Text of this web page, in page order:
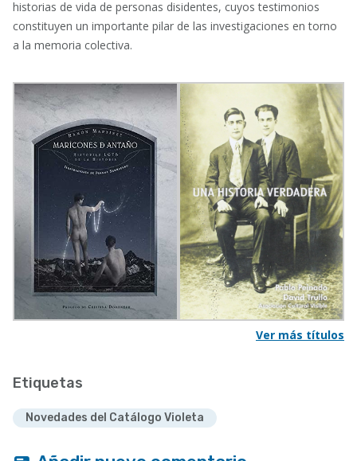
historias de vida de personas disidentes, cuyos testimonios
constituyen un importante pilar de las investigaciones en torno
a la memoria colectiva.
Ver más títulos
Etiquetas
Novedades del Catálogo Violeta